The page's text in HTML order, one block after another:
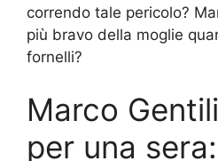
correndo tale pericolo?
più bravo della moglie
fornelli?
Marco
per una